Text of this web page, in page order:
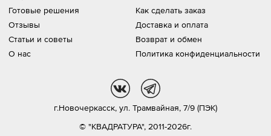
Готовые решения
Отзывы
Статьи и советы
О нас
Как сделать заказ
Доставка и оплата
Возврат и обмен
Политика конфиденциальности
© "КВАДРАТУРА", 2011-2026г.
г.Новочеркасск, ул. Трамвайная, 7/9 (ПЭК)